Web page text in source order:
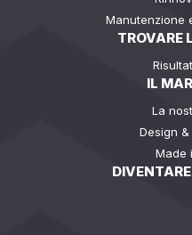
Manutenzione
TROVARE
IL
La
Design
Made